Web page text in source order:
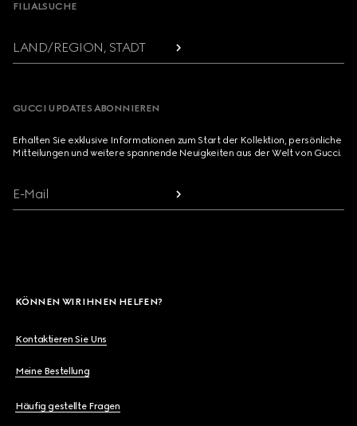
FILIALSUCHE
LAND/REGION, STADT
GUCCI UPDATES ABONNIEREN
Erhalten Sie exklusive Informationen zum Start der Kollektion, persönliche
Mitteilungen und weitere spannende Neuigkeiten aus der Welt von Gucci.
E-Mail
KÖNNEN WIR IHNEN HELFEN?
Kontaktieren Sie Uns
Meine Bestellung
Häufig gestellte Fragen